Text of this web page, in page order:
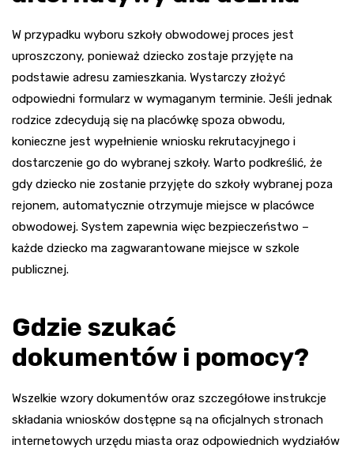
W przypadku wyboru szkoły obwodowej proces jest
uproszczony, ponieważ dziecko zostaje przyjęte na
podstawie adresu zamieszkania. Wystarczy złożyć
odpowiedni formularz w wymaganym terminie. Jeśli jednak
rodzice zdecydują się na placówkę spoza obwodu,
konieczne jest wypełnienie wniosku rekrutacyjnego i
dostarczenie go do wybranej szkoły. Warto podkreślić, że
gdy dziecko nie zostanie przyjęte do szkoły wybranej poza
rejonem, automatycznie otrzymuje miejsce w placówce
obwodowej. System zapewnia więc bezpieczeństwo –
każde dziecko ma zagwarantowane miejsce w szkole
publicznej.
Gdzie szukać
dokumentów i pomocy?
Wszelkie wzory dokumentów oraz szczegółowe instrukcje
składania wniosków dostępne są na oficjalnych stronach
internetowych urzędu miasta oraz odpowiednich wydziałów